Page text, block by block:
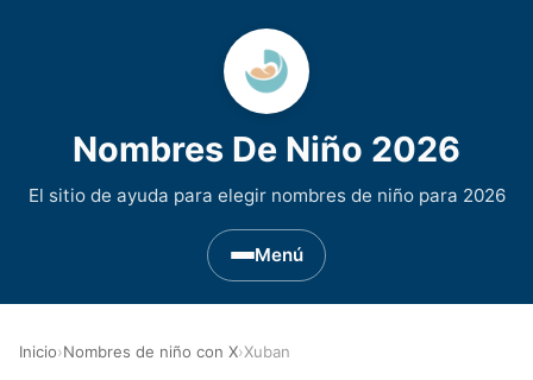
Nombres De Niño 2026
El sitio de ayuda para elegir nombres de niño para 2026
Menú
Inicio›Nombres de niño con X›Xuban